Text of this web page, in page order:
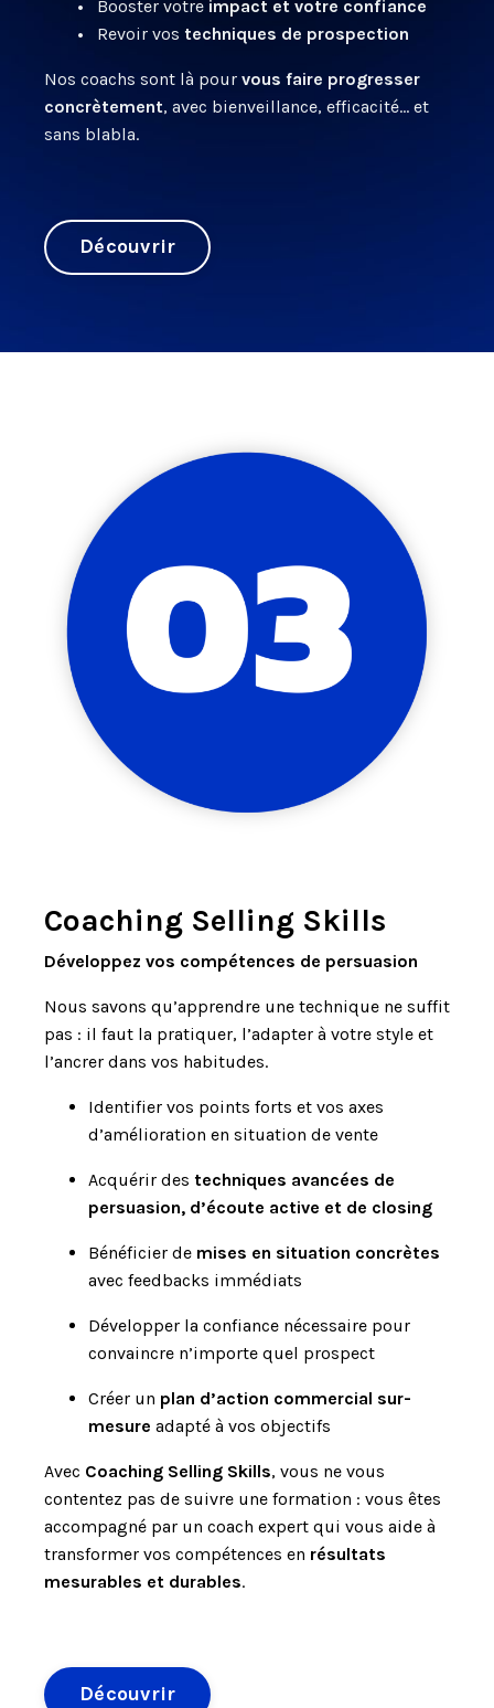
• Booster votre impact et votre confiance
• Revoir vos techniques de prospection
Nos coachs sont là pour vous faire progresser
concrètement, avec bienveillance, efficacité… et
sans blabla.
Découvrir
Coaching Selling Skills
Développez vos compétences de persuasion
Nous savons qu’apprendre une technique ne suffit
pas : il faut la pratiquer, l’adapter à votre style et
l’ancrer dans vos habitudes.
Identifier vos points forts et vos axes
d’amélioration en situation de vente
Acquérir des techniques avancées de
persuasion, d’écoute active et de closing
Bénéficier de mises en situation concrètes
avec feedbacks immédiats
Développer la confiance nécessaire pour
convaincre n’importe quel prospect
Créer un plan d’action commercial sur-
mesure adapté à vos objectifs
Avec Coaching Selling Skills, vous ne vous
contentez pas de suivre une formation : vous êtes
accompagné par un coach expert qui vous aide à
transformer vos compétences en résultats
mesurables et durables.
Découvrir